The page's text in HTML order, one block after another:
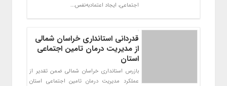
اجتماعی، ایجاد اعتمادبه‌نفس...
قدردانی استانداری خراسان شمالی
از مدیریت درمان تامین اجتماعی
استان
بازرس استانداری خراسان شمالی ضمن تقدیر از
عملکرد مدیریت درمان تامین اجتماعی استان